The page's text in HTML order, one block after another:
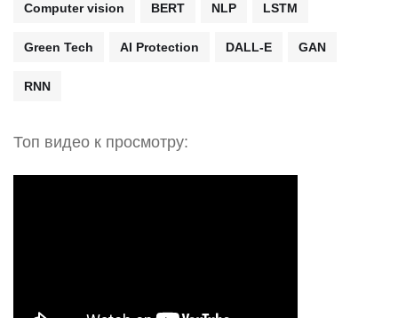
Computer vision BERT NLP LSTM
Green Tech AI Protection DALL-E GAN
RNN
Топ видео к просмотру: